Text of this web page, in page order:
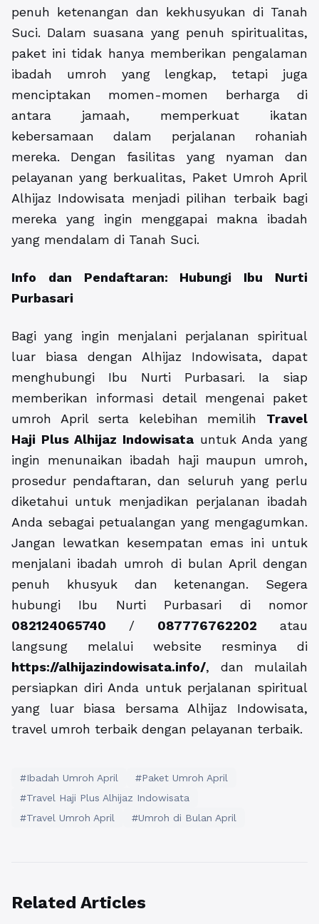
penuh ketenangan dan kekhusyukan di Tanah
Suci. Dalam suasana yang penuh spiritualitas,
paket ini tidak hanya memberikan pengalaman
ibadah umroh yang lengkap, tetapi juga
menciptakan momen-momen berharga di
antara jamaah, memperkuat ikatan
kebersamaan dalam perjalanan rohaniah
mereka. Dengan fasilitas yang nyaman dan
pelayanan yang berkualitas, Paket Umroh April
Alhijaz Indowisata menjadi pilihan terbaik bagi
mereka yang ingin menggapai makna ibadah
yang mendalam di Tanah Suci.
Info dan Pendaftaran: Hubungi Ibu Nurti
Purbasari
Bagi yang ingin menjalani perjalanan spiritual
luar biasa dengan Alhijaz Indowisata, dapat
menghubungi Ibu Nurti Purbasari. Ia siap
memberikan informasi detail mengenai paket
umroh April serta kelebihan memilih Travel
Haji Plus Alhijaz Indowisata untuk Anda yang
ingin menunaikan ibadah haji maupun umroh,
prosedur pendaftaran, dan seluruh yang perlu
diketahui untuk menjadikan perjalanan ibadah
Anda sebagai petualangan yang mengagumkan.
Jangan lewatkan kesempatan emas ini untuk
menjalani ibadah umroh di bulan April dengan
penuh khusyuk dan ketenangan. Segera
hubungi Ibu Nurti Purbasari di nomor
082124065740 / 087776762202 atau
langsung melalui website resminya di
https://alhijazindowisata.info/, dan mulailah
persiapkan diri Anda untuk perjalanan spiritual
yang luar biasa bersama Alhijaz Indowisata,
travel umroh terbaik dengan pelayanan terbaik.
#Ibadah Umroh April
#Paket Umroh April
#Travel Haji Plus Alhijaz Indowisata
#Travel Umroh April
#Umroh di Bulan April
Related Articles